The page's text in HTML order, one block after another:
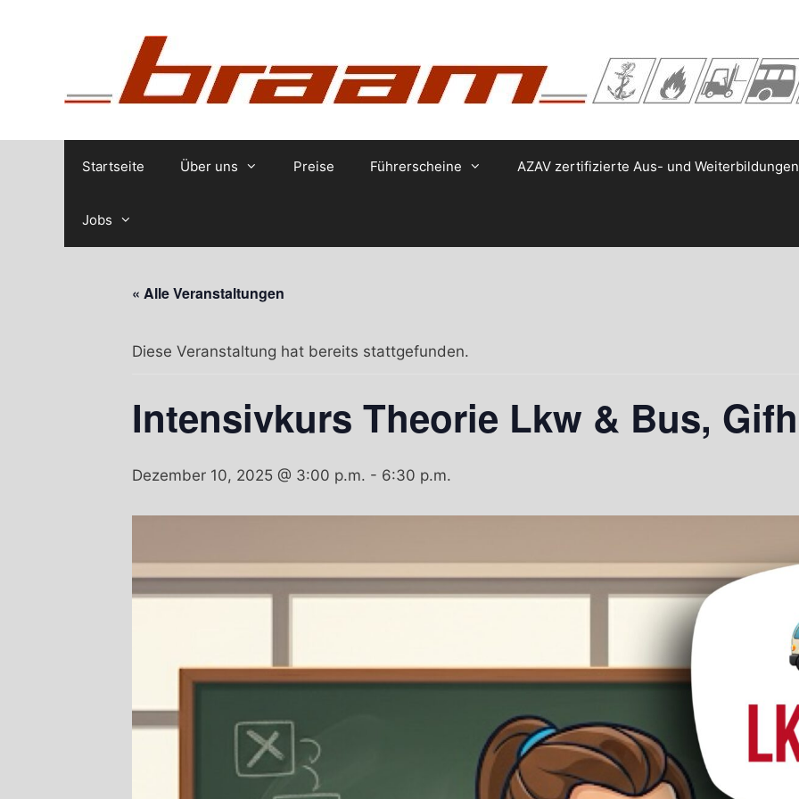
Startseite Über uns Preise Führerscheine AZAV zertifizierte Aus- und Weiterbildungen
Jobs
« Alle Veranstaltungen
Diese Veranstaltung hat bereits stattgefunden.
Intensivkurs Theorie Lkw & Bus,
Dezember 10, 2025 @ 3:00 p.m. - 6:30 p.m.